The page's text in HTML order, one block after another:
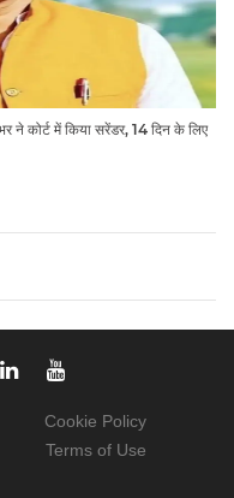
ने कोर्ट में किया सरेंडर, 14 दिन के लिए
Cookie Policy
Terms of Use